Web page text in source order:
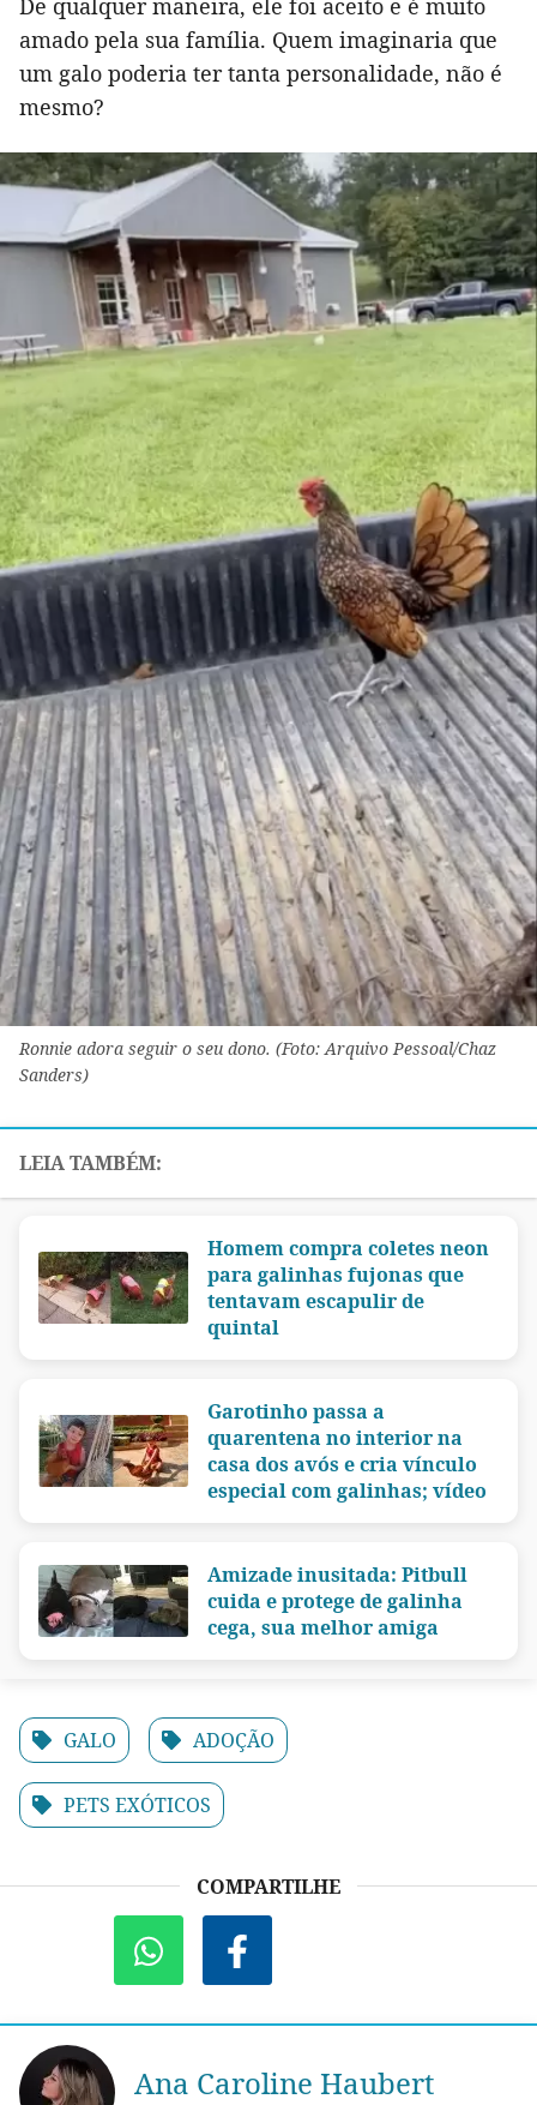
De qualquer maneira, ele foi aceito e é muito
amado pela sua família. Quem imaginaria que
um galo poderia ter tanta personalidade, não é
mesmo?
Ronnie adora seguir o seu dono. (Foto: Arquivo Pessoal/Chaz
Sanders)
Homem compra coletes neon
para galinhas fujonas que
tentavam escapulir de
quintal
Garotinho passa a
quarentena no interior na
casa dos avós e cria vínculo
especial com galinhas; vídeo
Amizade inusitada: Pitbull
cuida e protege de galinha
cega, sua melhor amiga
GALO ADOÇÃO
PETS EXÓTICOS
COMPARTILHE
Ana Caroline Haubert